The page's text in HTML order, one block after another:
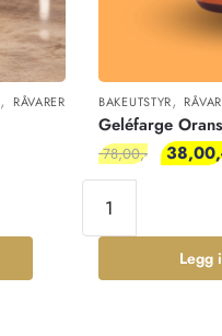
, RÅVARER BAKEUTSTYR,
Geléfarge
78,00 38,00
Legg